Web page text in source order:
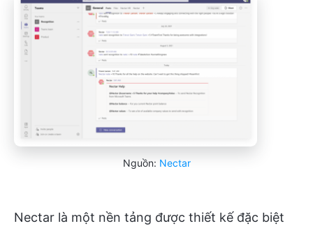
Nguồn: Nectar
Nectar là một nền tảng được thiết kế đặc biệt